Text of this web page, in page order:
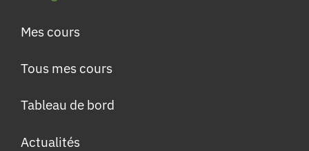
Mes cours
Tous mes cours
Tableau de bord
Actualités